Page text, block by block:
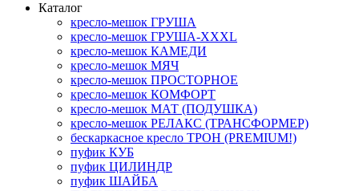
Каталог
кресло-мешок ГРУША
кресло-мешок ГРУША-XXXL
кресло-мешок КАМЕДИ
кресло-мешок МЯЧ
кресло-мешок ПРОСТОРНОЕ
кресло-мешок КОМФОРТ
кресло-мешок МАТ (ПОДУШКА)
кресло-мешок РЕЛАКС (ТРАНСФОРМЕР)
бескаркасное кресло ТРОН (PREMIUM!)
пуфик КУБ
пуфик ЦИЛИНДР
пуфик ШАЙБА